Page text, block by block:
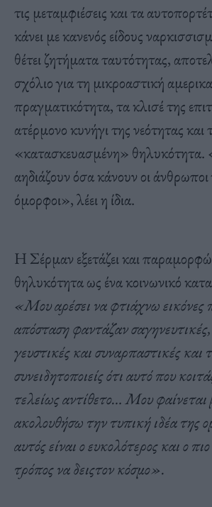
τις μεταμφιέσεις και τα
κάνει με κανενός είδους
θέτει ζητήματαταυτότητας,
σχόλιο για τη μικροαστική
πραγματικότητα, τακλισέ της
ατέρμονο κυνήγι της νεότητας και
«κατασκευασμένη» θηλυκότητα.
αηδιάζουν όσα κάνουν οι άνθρωποι
όμορφοι», λέει η ίδια.
Η Σέρμαν εξετάζει και
θηλυκότητα ως ένα κοινωνικό
«Μου αρέσει να φτιάχνω εικόνες
απόστασηφαντάζαν
γευστικές και συναρπαστικές και
συνειδητοποιείς ότι αυτό που
τελείως αντίθετο… Μου φαίνεται
ακολουθήσω την τυπική ιδέα της
αυτός είναι ο ευκολότερος και ο
τρόπος να δειςτον κόσμο».